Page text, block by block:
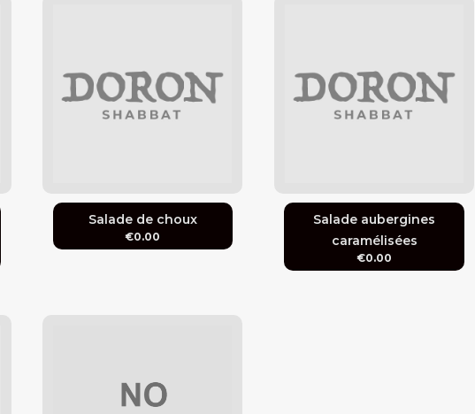
Salade de choux
€0.00
Salade aubergines
caramélisées
€0.00